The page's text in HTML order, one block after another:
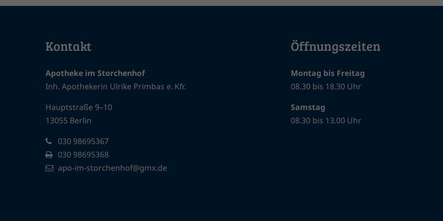
Kontakt
Apotheke im Storchenhof
Inh. Apothekerin Ulrike Primbas e. Kfr.
Hauptstraße 9–10
13055 Berlin
030 98695367
030 98695368
apo-im-storchenhof@gmx.de
Öffnungszeiten
Montag bis Freitag
08.30 bis 18.30 Uhr
Samstag
08.30 bis 13.00 Uhr